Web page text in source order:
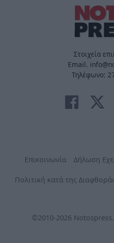
Στοιχεία
Email.
Τηλέφωνο:
Επικοινωνία Δήλωση
Πολιτική κατά της
©2010-2026